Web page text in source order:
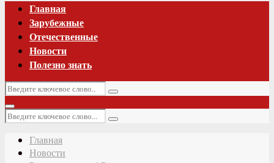
Главная
Зарубежные
Отечественные
Новости
Полезно знать
Искать:
Поиск
Основное
меню
Искать:
Поиск
Главная
Новости